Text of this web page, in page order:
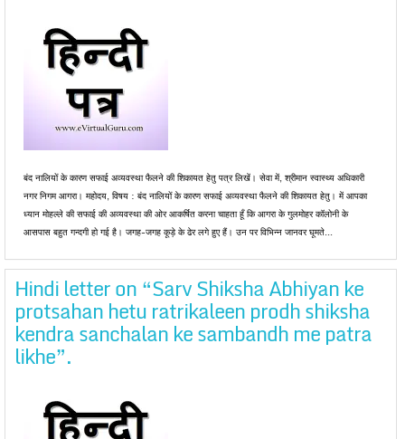
बंद नालियों के कारण सफाई अव्यवस्था फैलने की शिकायत हेतु पत्र लिखें। सेवा में, श्रीमान स्वास्थ्य अधिकारी
नगर निगम आगरा। महोदय, विषय : बंद नालियों के कारण सफाई अव्यवस्था फैलने की शिकायत हेतु। में आपका
ध्यान मोहल्ले की सफाई की अव्यवस्था की ओर आकर्षित करना चाहता हूँ कि आगरा के गुलमोहर कॉलोनी के
आसपास बहुत गन्दगी हो गई है। जगह-जगह कूड़े के ढेर लगे हुए हैं। उन पर विभिन्न जानवर घूमते...
Hindi letter on “Sarv Shiksha Abhiyan ke
protsahan hetu ratrikaleen prodh shiksha
kendra sanchalan ke sambandh me patra
likhe”.